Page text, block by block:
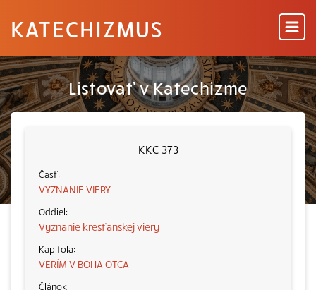
KATECHIZMUS
Listovať v Katechizme
KKC 373
VYZNANIE VIERY
Vyznanie kresťanskej viery
VERÍM V BOHA OTCA